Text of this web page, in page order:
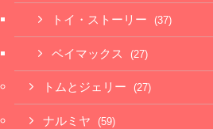
トイ・ストーリー (37)
ベイマックス (27)
トムとジェリー (27)
ナルミヤ (59)